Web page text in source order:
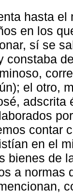
hasta
en los
sí se
constaba
el otro,
adscrita
contar
en el
bienes de
a normas